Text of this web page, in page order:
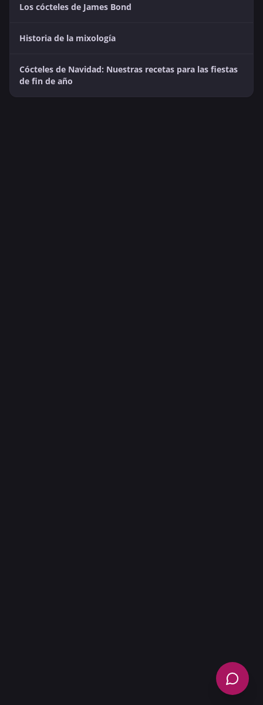
Los cócteles de James Bond
Historia de la mixología
Cócteles de Navidad: Nuestras recetas para las fiestas
de fin de año